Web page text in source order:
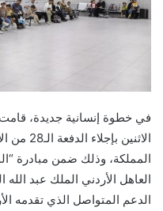
في خطوة إنسانية جديدة، قامت
المملكة، وذلك ضمن مبادرة
العاهل الأردني الملك عبد الله
الدعم المتواصل الذي تقدمه